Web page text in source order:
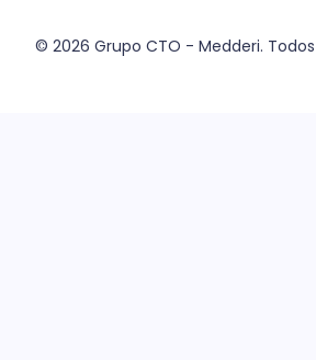
© 2026 Grupo CTO - Medderi.